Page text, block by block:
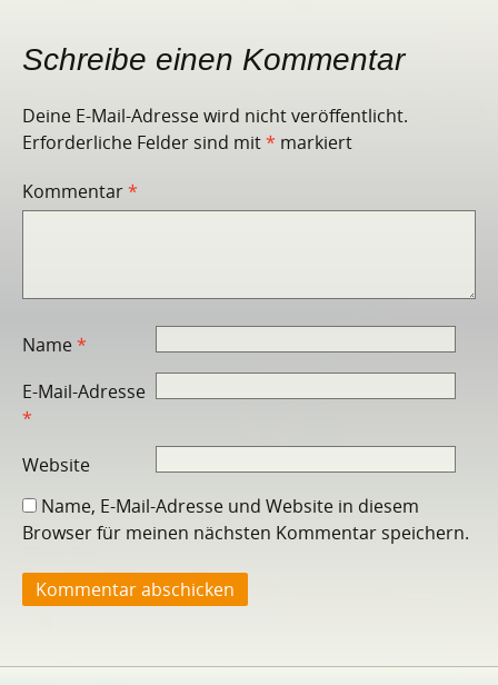
Schreibe einen Kommentar
Deine E-Mail-Adresse wird nicht veröffentlicht.
Erforderliche Felder sind mit* markiert
Kommentar*
Name*
E-Mail-Adresse
*
Website
Name, E-Mail-Adresse und Website in diesem
Browser für meinen nächsten Kommentar speichern.